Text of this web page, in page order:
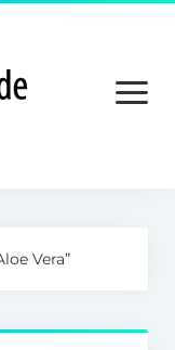
Menü
öffnen
Vera”